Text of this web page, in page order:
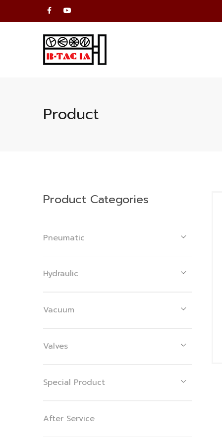
Product
Product Categories
Pneumatic
Hydraulic
Vacuum
Valves
Special Product
After Service